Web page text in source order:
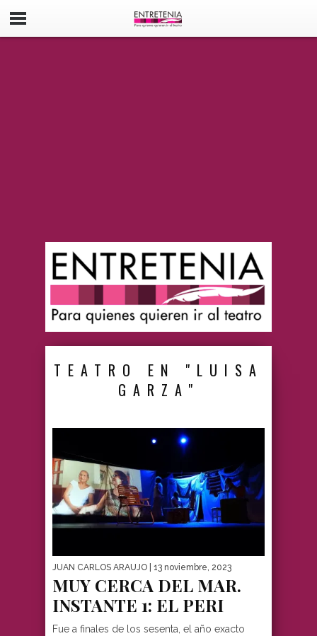
TEATRO EN "LUISA
GARZA"
JUAN CARLOS ARAUJO | 13 noviembre, 2023
MUY CERCA DEL MAR.
INSTANTE 1: EL PERI
Fue a finales de los sesenta, el año exacto